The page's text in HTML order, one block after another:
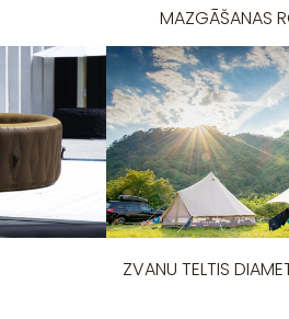
MAZGĀŠANAS
ZVANU TELTIS